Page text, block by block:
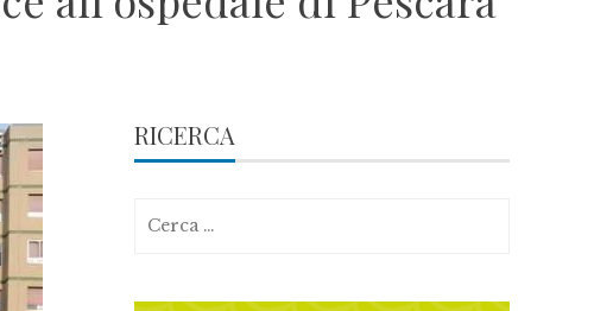
RICERCA